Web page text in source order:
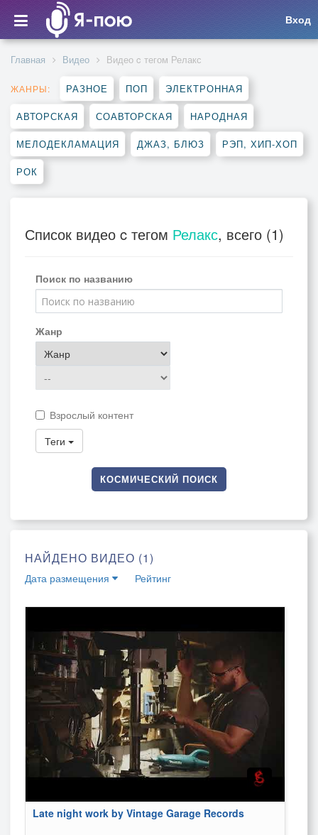
Вход
Главная Видео Видео c тегом Релакс
ЖАНРЫ: РАЗНОЕ ПОП ЭЛЕКТРОННАЯ
АВТОРСКАЯ СОАВТОРСКАЯ НАРОДНАЯ
МЕЛОДЕКЛАМАЦИЯ ДЖАЗ, БЛЮЗ РЭП, ХИП-ХОП
РОК
Список видео c тегом Релакс, всего (1)
Поиск по названию
Жанр
Взрослый контент
Теги
КОСМИЧЕСКИЙ ПОИСК
НАЙДЕНО ВИДЕО (1)
Дата размещения Рейтинг
Late night work by Vintage Garage Records